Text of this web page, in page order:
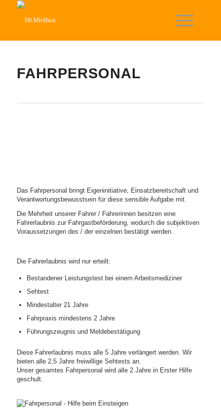
FAHRPERSONAL
Das Fahrpersonal bringt Eigeninitiative, Einsatzbereitschaft und
Verantwortungsbewusstsein für diese sensible Aufgabe mit.
Die Mehrheit unserer Fahrer / Fahrerinnen besitzen eine
Fahrerlaubnis zur Fahrgastbeförderung, wodurch die subjektiven
Voraussetzungen des / der einzelnen bestätigt werden.
Die Fahrerlaubnis wird nur erteilt:
Bestandener Leistungstest bei einem Arbeitsmediziner
Sehtest
Mindestalter 21 Jahre
Fahrpraxis mindestens 2 Jahre
Führungszeugnis und Meldebestätigung
Diese Fahrerlaubnis muss alle 5 Jahre verlängert werden. Wir
bieten alle 2,5 Jahre freiwillige Sehtests an.
Unser gesamtes Fahrpersonal wird alle 2 Jahre in Erster Hilfe
geschult.